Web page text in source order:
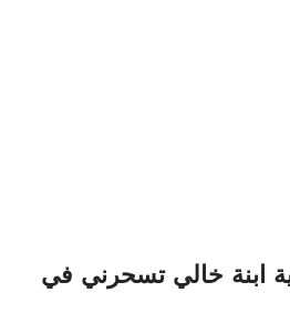
ابنة خالي تسحرني في